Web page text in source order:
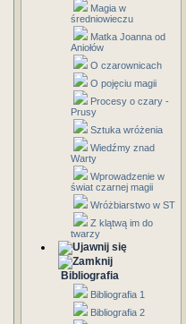
Magia w
średniowieczu
Matka Joanna od
Aniołów
O czarownicach
O pojęciu magii
Procesy o czary -
Prusy
Sztuka wróżenia
Wiedźmy znad
Warty
Wprowadzenie w
świat czarnej magii
Wróżbiarstwo w ST
Z klątwą im do
twarzy
Bibliografia
Bibliografia 1
Bibliografia 2